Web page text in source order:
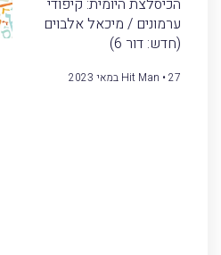
הכיסלצת היומית: קיפודי
ערמונים / מיכאל אלבוים
(חדש: דור 6)
Hit Man 27 במאי 2023